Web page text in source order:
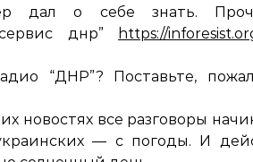
дал о себе знать.
днр”
https://
“ДНР”? Поставьте,
новостях все разговоры
— с погоды. И